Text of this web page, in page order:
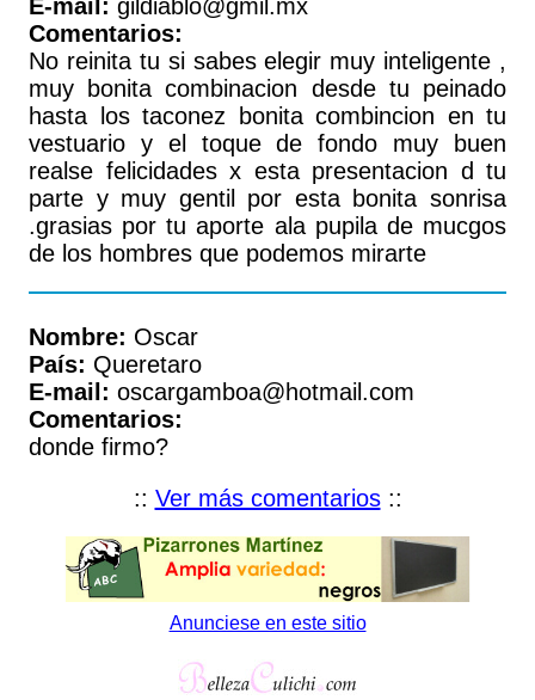
E-mail: gildiablo@gmil.mx
Comentarios:
No reinita tu si sabes elegir muy inteligente ,
muy bonita combinacion desde tu peinado
hasta los taconez bonita combincion en tu
vestuario y el toque de fondo muy buen
realse felicidades x esta presentacion d tu
parte y muy gentil por esta bonita sonrisa
.grasias por tu aporte ala pupila de mucgos
de los hombres que podemos mirarte
Nombre: Oscar
País: Queretaro
E-mail: oscargamboa@hotmail.com
Comentarios:
donde firmo?
:: Ver más comentarios::
Anunciese en este sitio